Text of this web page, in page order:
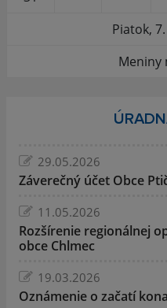
Piatok,
Meniny
29.05.2026
Záverečný účet Obce
11.05.2026
Rozšírenie regionálnej
obce Chlmec
19.03.2026
Oznámenie o začatí